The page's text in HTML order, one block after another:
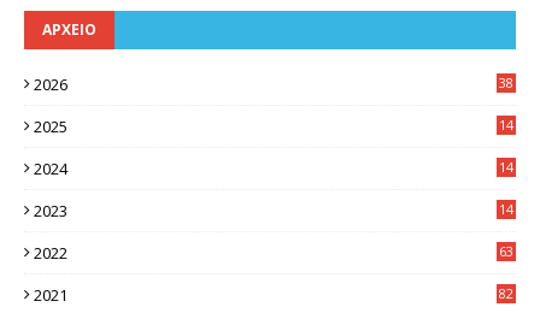
ΑΡΧΕΙΟ
2026 38
2025
14
2024
14
2023
14
2022 63
2021 82